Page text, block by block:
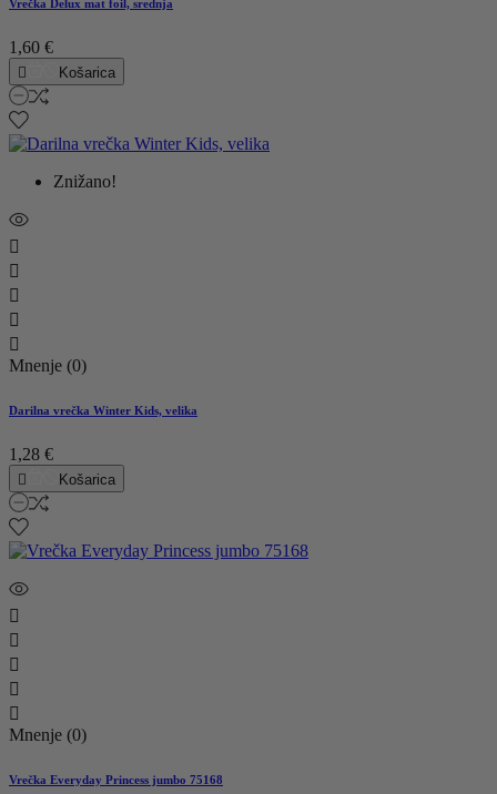
Vrečka Delux mat foil, srednja
1,60 €
 Košarica
Znižano!





Mnenje (0)
Darilna vrečka Winter Kids, velika
1,28 €
 Košarica





Mnenje (0)
Vrečka Everyday Princess jumbo 75168